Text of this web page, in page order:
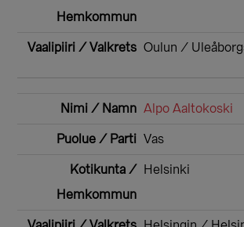
Oulun /
Alpo Aaltokoski
Vas
Helsinki